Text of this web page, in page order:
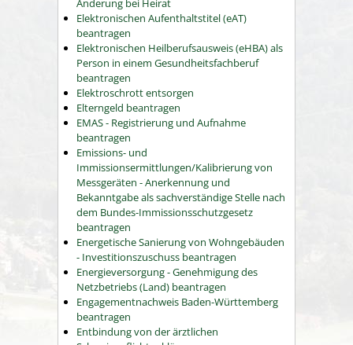
Änderung bei Heirat
Elektronischen Aufenthaltstitel (eAT)
beantragen
Elektronischen Heilberufsausweis (eHBA) als
Person in einem Gesundheitsfachberuf
beantragen
Elektroschrott entsorgen
Elterngeld beantragen
EMAS - Registrierung und Aufnahme
beantragen
Emissions- und
Immissionsermittlungen/Kalibrierung von
Messgeräten - Anerkennung und
Bekanntgabe als sachverständige Stelle nach
dem Bundes-Immissionsschutzgesetz
beantragen
Energetische Sanierung von Wohngebäuden
- Investitionszuschuss beantragen
Energieversorgung - Genehmigung des
Netzbetriebs (Land) beantragen
Engagementnachweis Baden-Württemberg
beantragen
Entbindung von der ärztlichen